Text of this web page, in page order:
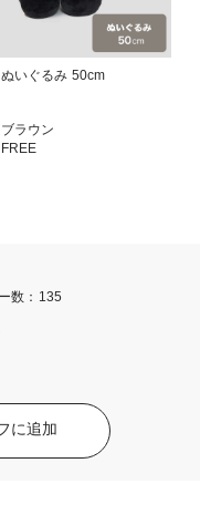
いぐるみ 50cm
ラウン
数：135
に追加